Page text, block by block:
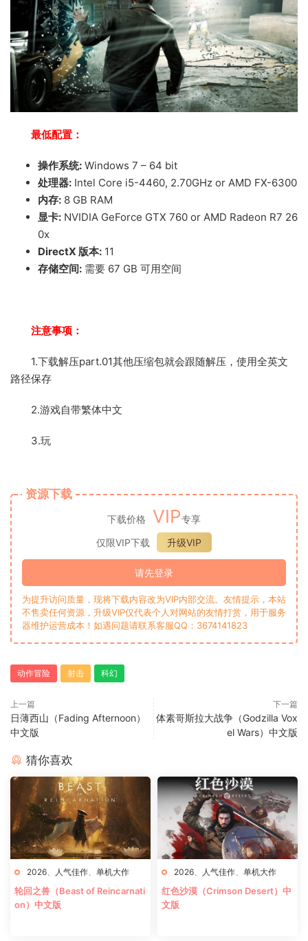
最低配置：
操作系统: Windows 7 – 64 bit
处理器: Intel Core i5-4460, 2.70GHz or AMD FX-6300
内存: 8 GB RAM
显卡: NVIDIA GeForce GTX 760 or AMD Radeon R7 26
0x
DirectX 版本: 11
存储空间: 需要 67 GB 可用空间
注意事项：
1.下载解压part.01其他压缩包就会跟随解压，使用全英文
路径保存
2.游戏自带繁体中文
3.玩
资源下载
下载价格 VIP专享
仅限VIP下载
升级VIP
请先登录
为提升访问质量，现将下载内容改为VIP内部交流。友情提示，本站
不售卖任何资源，升级VIP仅代表个人对网站的友情打赏，用于服务
器维护运营成本！如遇问题请联系客服QQ：3674141823
动作冒险 射击 科幻
上一篇
日薄西山（Fading Afternoon）
中文版
下一篇
体素哥斯拉大战争（Godzilla Vox
el Wars）中文版
猜你喜欢
2026 人气佳作 单机大作
轮回之兽（Beast of Reincarnati
on）中文版
2026 人气佳作 单机大作
红色沙漠（Crimson Desert）中
文版